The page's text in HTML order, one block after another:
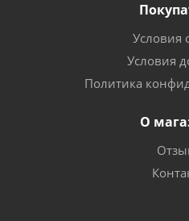
Условия
Условия
Политика
О